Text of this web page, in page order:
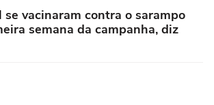
se vacinaram contra o sarampo
semana da campanha, diz